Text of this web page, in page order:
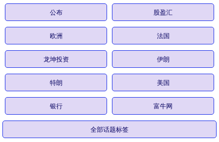
公布 股盈汇
欧洲 法国
龙坤投资 伊朗
特朗 美国
银行 富牛网
全部话题标签